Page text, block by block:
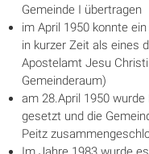
Gemeinde I übertragen
im April 1950 konnte
in kurzer Zeit als eines
Apostelamt Jesu
Gemeinderaum)
am 28.April 1950
gesetzt und die
Peitz